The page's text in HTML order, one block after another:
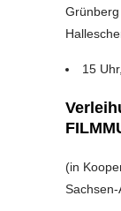
15
(in
Sachsen-